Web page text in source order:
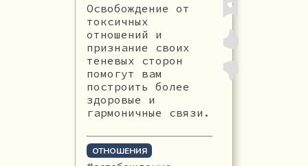
Освобождение от
токсичных
отношений и
признание своих
теневых сторон
помогут вам
построить более
здоровые и
гармоничные связи.
ОТНОШЕНИЯ